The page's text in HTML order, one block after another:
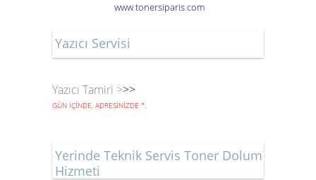
www.tonersiparis.com
Yazıcı Servisi
Yazıcı Tamiri >>>
GÜN İÇİNDE, ADRESİNİZDE *.
Yerinde Teknik Servis Toner Dolum
Hizmeti